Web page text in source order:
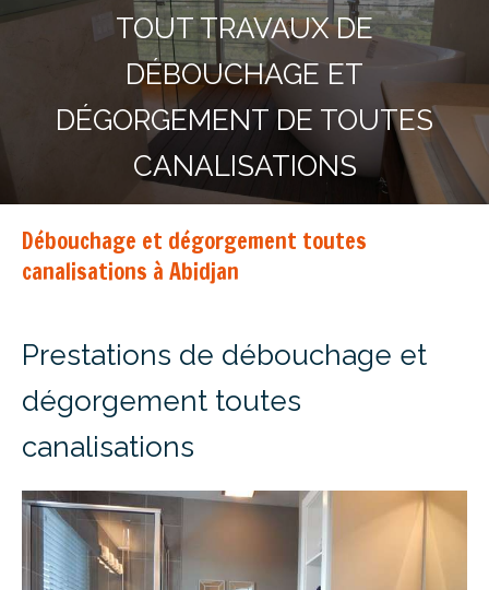
TOUT TRAVAUX DE
DÉBOUCHAGE ET
DÉGORGEMENT DE TOUTES
CANALISATIONS
Débouchage et dégorgement toutes
canalisations à Abidjan
Prestations de débouchage et
dégorgement toutes
canalisations